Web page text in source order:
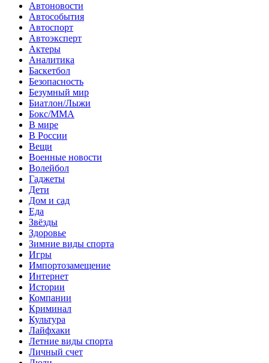
Автоновости
Автособытия
Автоспорт
Автоэксперт
Актеры
Аналитика
Баскетбол
Безопасность
Безумный мир
Биатлон/Лыжи
Бокс/MMA
В мире
В России
Вещи
Военные новости
Волейбол
Гаджеты
Дети
Дом и сад
Еда
Звёзды
Здоровье
Зимние виды спорта
Игры
Импортозамещение
Интернет
Истории
Компании
Криминал
Культура
Лайфхаки
Летние виды спорта
Личный счет